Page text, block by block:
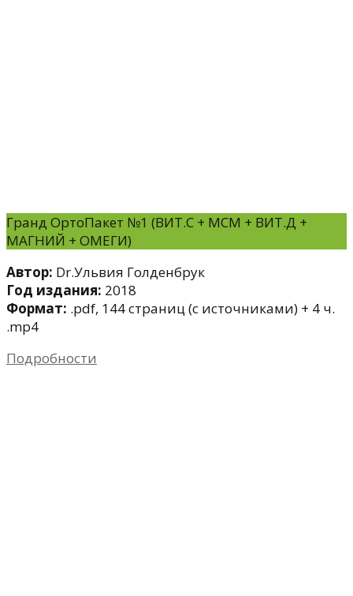
Гранд ОртоПакет №1 (ВИТ.С + МСМ + ВИТ.Д +
МАГНИЙ + ОМЕГИ)
Автор: Dr.Ульвия Голденбрук
Год издания: 2018
Формат: .pdf, 144 страниц (с источниками) + 4 ч.
.mp4
Подробности